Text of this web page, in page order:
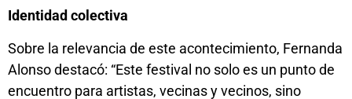
Identidad colectiva
Sobre la relevancia de este acontecimiento, Fernanda
Alonso destacó: “Este festival no solo es un punto de
encuentro para artistas, vecinas y vecinos, sino